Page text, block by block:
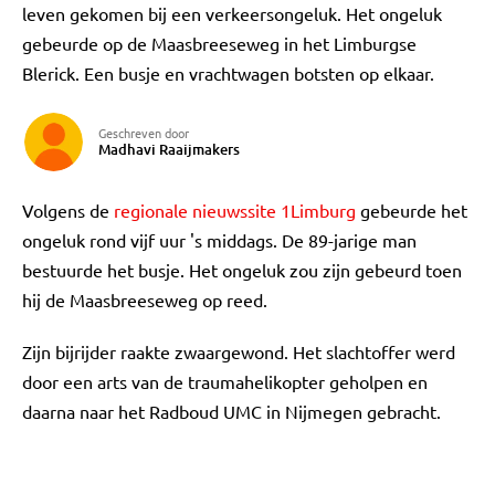
leven gekomen bij een verkeersongeluk. Het ongeluk
gebeurde op de Maasbreeseweg in het Limburgse
Blerick. Een busje en vrachtwagen botsten op elkaar.
Geschreven door
Madhavi Raaijmakers
Volgens de regionale nieuwssite 1Limburg gebeurde het
ongeluk rond vijf uur 's middags. De 89-jarige man
bestuurde het busje. Het ongeluk zou zijn gebeurd toen
hij de Maasbreeseweg op reed.
Zijn bijrijder raakte zwaargewond. Het slachtoffer werd
door een arts van de traumahelikopter geholpen en
daarna naar het Radboud UMC in Nijmegen gebracht.